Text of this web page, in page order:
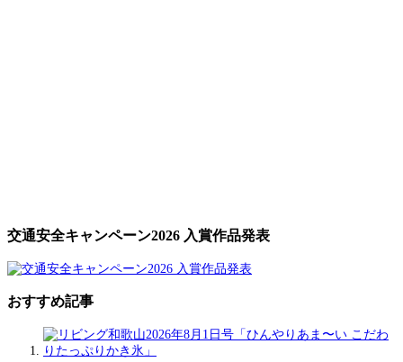
交通安全キャンペーン2026 入賞作品発表
おすすめ記事